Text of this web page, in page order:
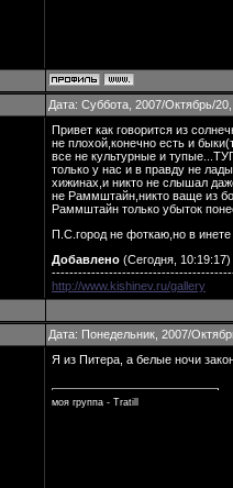
Дата: Суббота, 2007/Октябрь/
Привет как говорится из
не плохой,конечно есть и
все не культурные и
только у нас и в правду не
хижинах,и никто не слышал
не Раммштайн,никто ваще из
Раммштайн только убыток
П.С.город не фоткаю,но в
Добавлено (Сегодня, 10:19:17)
http://www.kishinev.ru/gallery
Дата: Понедельник, 2007/
Я из Питера, а белые ночи
моя группа - Tratill